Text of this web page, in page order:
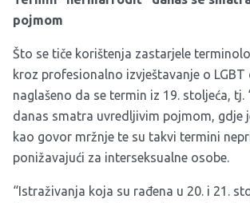
pojmom
Što se tiče korištenja zastarjele
kroz profesionalno izvještavanje o LGBT
naglašeno da se termin iz 19. stoljeća, tj.
danas smatra uvredljivim pojmom, gdje
kao govor mržnje te su takvi termini
ponižavajući za interseksualne osobe.
“Istraživanja koja su rađena u 20. i 21.